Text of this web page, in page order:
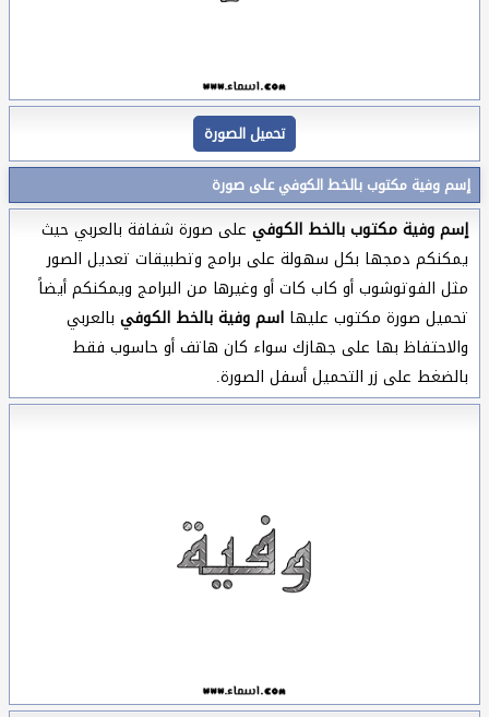
تحميل الصورة
إسم وفية مكتوب بالخط الكوفي على صورة
إسم وفية مكتوب بالخط الكوفي على صورة شفافة بالعربي حيث
يمكنكم دمجها بكل سهولة على برامج وتطبيقات تعديل الصور
مثل الفوتوشوب أو كاب كات أو وغيرها من البرامج ويمكنكم أيضاً
تحميل صورة مكتوب عليها اسم وفية بالخط الكوفي بالعربي
والاحتفاظ بها على جهازك سواء كان هاتف أو حاسوب فقط
بالضغط على زر التحميل أسفل الصورة.